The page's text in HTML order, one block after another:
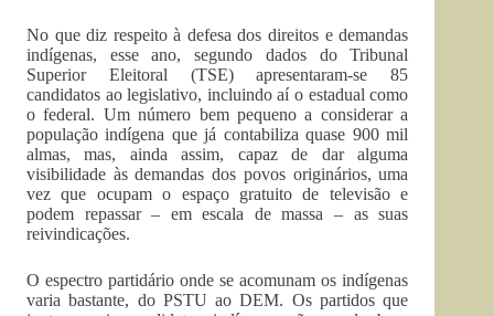
No que diz respeito à defesa dos direitos e demandas
indígenas, esse ano, segundo dados do Tribunal
Superior Eleitoral (TSE) apresentaram-se 85
candidatos ao legislativo, incluindo aí o estadual como
o federal. Um número bem pequeno a considerar a
população indígena que já contabiliza quase 900 mil
almas, mas, ainda assim, capaz de dar alguma
visibilidade às demandas dos povos originários, uma
vez que ocupam o espaço gratuito de televisão e
podem repassar – em escala de massa – as suas
reivindicações.
O espectro partidário onde se acomunam os indígenas
varia bastante, do PSTU ao DEM. Os partidos que